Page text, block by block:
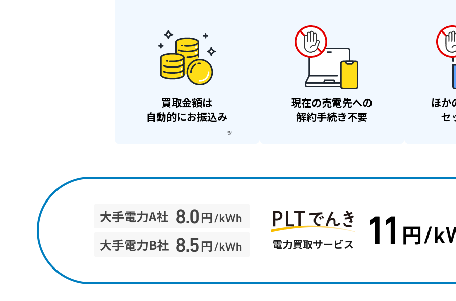
買取金額は
自動的にお振込み
※
現在の売電先への
解約手続き不要
ほか
セ